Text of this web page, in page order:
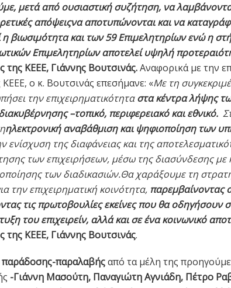
μετά από ουσιαστική συζήτηση, να
απόψειςνα αποτυπώνονται και να
η βιωσιμότητα και των 59 Επιμελητηρίων ενώ η
Επιμελητηρίων αποτελεί υψηλή
της ΚΕΕΕ, Γιάννης Βουτσινάς.Αναφορικά με την
ο κ. Βουτσινάς επεσήμανε: «Με τη
την επιχειρηματικότηταστα κέντρα λήψης
–τοπικό, περιφερειακό και εθνικό.
ηλεκτρονική αναβάθμιση και ψηφιοποίηση των
ενίσχυση της διαφάνειας και της
των επιχειρήσεων, μέσω της διασύνδεσης με
των διαδικασιών.Θα χαράξουμε τη
την επιχειρηματική κοινότητα, παρεμβαίνοντας
τις πρωτοβουλίες εκείνες που θα οδηγήσουν
του επιχειρείν, αλλά και σε ένα κοινωνικό
της ΚΕΕΕ, Γιάννης Βουτσινάς.
παράδοσης-παραλαβήςαπό τα μέλη της
-Γιάννη Μασούτη, Παναγιώτη Αγνιάδη, Πέτρο